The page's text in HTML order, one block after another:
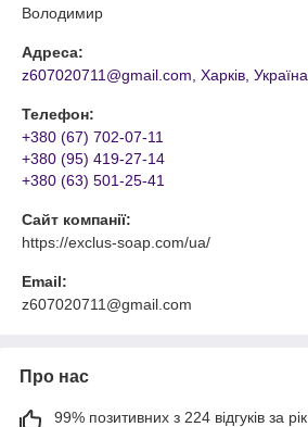
Володимир
Адреса:
z607020711@gmail.com, Харків, Україна
Телефон:
+380 (67) 702-07-11
+380 (95) 419-27-14
+380 (63) 501-25-41
Сайт компанії:
https://exclus-soap.com/ua/
Email:
z607020711@gmail.com
Про нас
99% позитивних з 224 відгуків за рік